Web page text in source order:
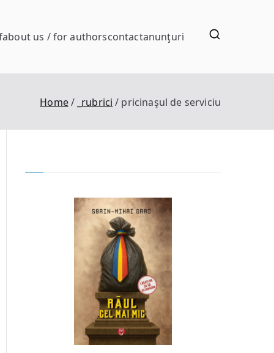
about us / for authorscontactanunţuri
Home _rubrici pricinaşul de serviciu